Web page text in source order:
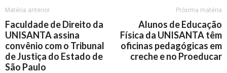
Matéria anterior
Faculdade de Direito da
UNISANTA assina
convênio com o Tribunal
de Justiça do Estado de
São Paulo
Próxima matéria
Alunos de Educação
Física da UNISANTA têm
oficinas pedagógicas em
creche e no Proeducar